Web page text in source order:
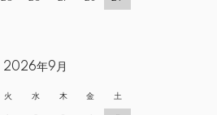
2026年9月
火 水 木 金 土